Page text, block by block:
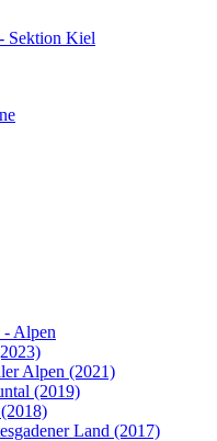
- Alpen
Alpen (2021)
(2019)
Land (2017)